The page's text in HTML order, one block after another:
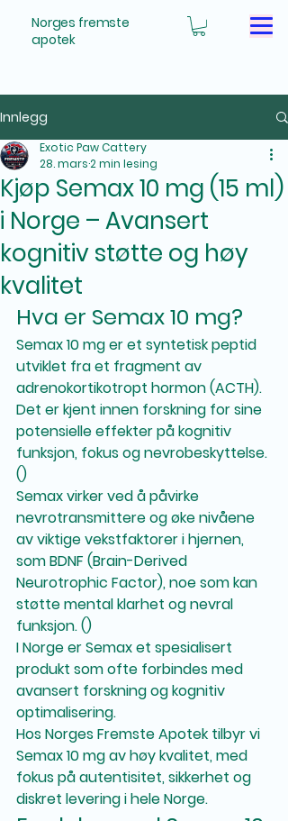
Norges fremste
apotek
Innlegg
Kjøp Semax 10 mg (15 ml)
i Norge – Avansert
kognitiv støtte og høy
kvalitet
Exotic Paw Cattery
28. mars2 min lesing
Hva er Semax 10 mg?
Semax 10 mg er et syntetisk peptid
utviklet fra et fragment av
adrenokortikotropt hormon (ACTH).
Det er kjent innen forskning for sine
potensielle effekter på kognitiv
funksjon, fokus og nevrobeskyttelse.
()
Semax virker ved å påvirke
nevrotransmittere og øke nivåene
av viktige vekstfaktorer i hjernen,
som BDNF (Brain-Derived
Neurotrophic Factor), noe som kan
støtte mental klarhet og nevral
funksjon. ()
I Norge er Semax et spesialisert
produkt som ofte forbindes med
avansert forskning og kognitiv
optimalisering.
Hos Norges Fremste Apotek tilbyr vi
Semax 10 mg av høy kvalitet, med
fokus på autentisitet, sikkerhet og
diskret levering i hele Norge.